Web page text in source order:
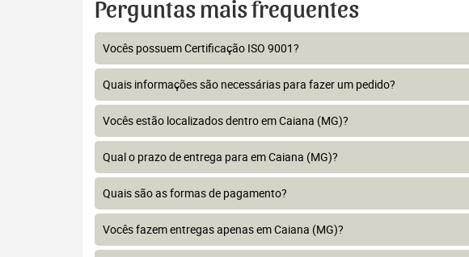
Perguntas mais frequentes
Vocês possuem Certificação ISO 9001?
Quais informações são necessárias para fazer um pedido?
Vocês estão localizados dentro em Caiana (MG)?
Qual o prazo de entrega para em Caiana (MG)?
Quais são as formas de pagamento?
Vocês fazem entregas apenas em Caiana (MG)?